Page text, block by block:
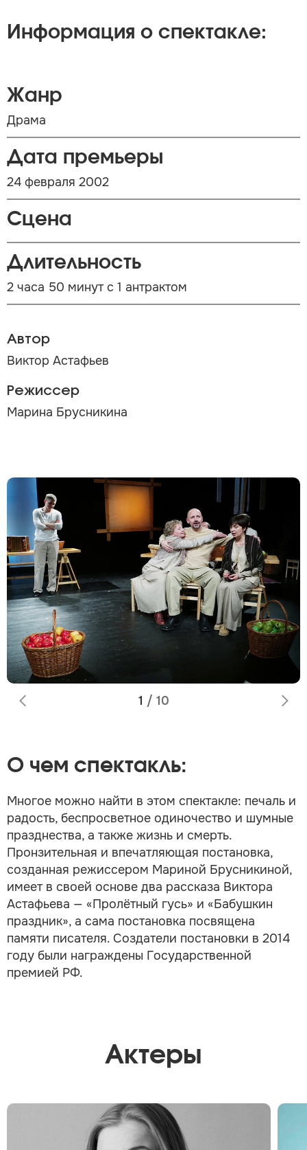
Информация о спектакле:
Жанр
Драма
Дата премьеры
24 февраля 2002
Сцена
Длительность
2 часа 50 минут с 1 антрактом
Автор
Виктор Астафьев
Режиссер
Марина Брусникина
1 / 10
О чем спектакль:
Многое можно найти в этом спектакле: печаль и
радость, беспросветное одиночество и шумные
празднества, а также жизнь и смерть.
Пронзительная и впечатляющая постановка,
созданная режиссером Мариной Брусникиной,
имеет в своей основе два рассказа Виктора
Астафьева — «Пролётный гусь» и «Бабушкин
праздник», а сама постановка посвящена
памяти писателя. Создатели постановки в 2014
году были награждены Государственной
премией РФ.
Актеры